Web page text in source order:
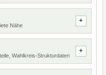
Nähe
Wahlkreis-Strukturdaten